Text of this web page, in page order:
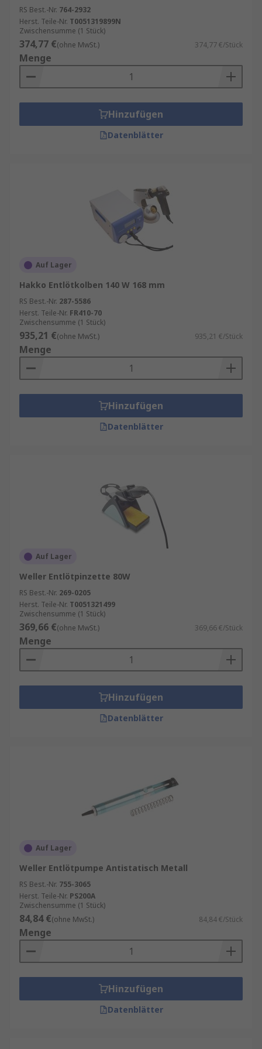
Leiterplattenmontage
Reparatur von Komponenten
Verdrahtungsinstallation für viele
Heimwerkerprojekte
RS Best.-Nr. 764-2932
Herst. Teile-Nr. T0051319899N
Zwischensumme (1 Stück)
374,77 €(ohne MwSt.) 374,77 €/Stück
Menge
Hinzufügen
Datenblätter
Auf Lager
Hakko Entlötkolben 140 W 168 mm
RS Best.-Nr. 287-5586
Herst. Teile-Nr. FR410-70
Zwischensumme (1 Stück)
935,21 €(ohne MwSt.) 935,21 €/Stück
Menge
Hinzufügen
Datenblätter
Auf Lager
Weller Entlötpinzette 80W
RS Best.-Nr. 269-0205
Herst. Teile-Nr. T0051321499
Zwischensumme (1 Stück)
369,66 €(ohne MwSt.) 369,66 €/Stück
Menge
Hinzufügen
Datenblätter
Auf Lager
Weller Entlötpumpe Antistatisch Metall
RS Best.-Nr. 755-3065
Herst. Teile-Nr. PS200A
Zwischensumme (1 Stück)
84,84 €(ohne MwSt.) 84,84 €/Stück
Menge
Hinzufügen
Datenblätter